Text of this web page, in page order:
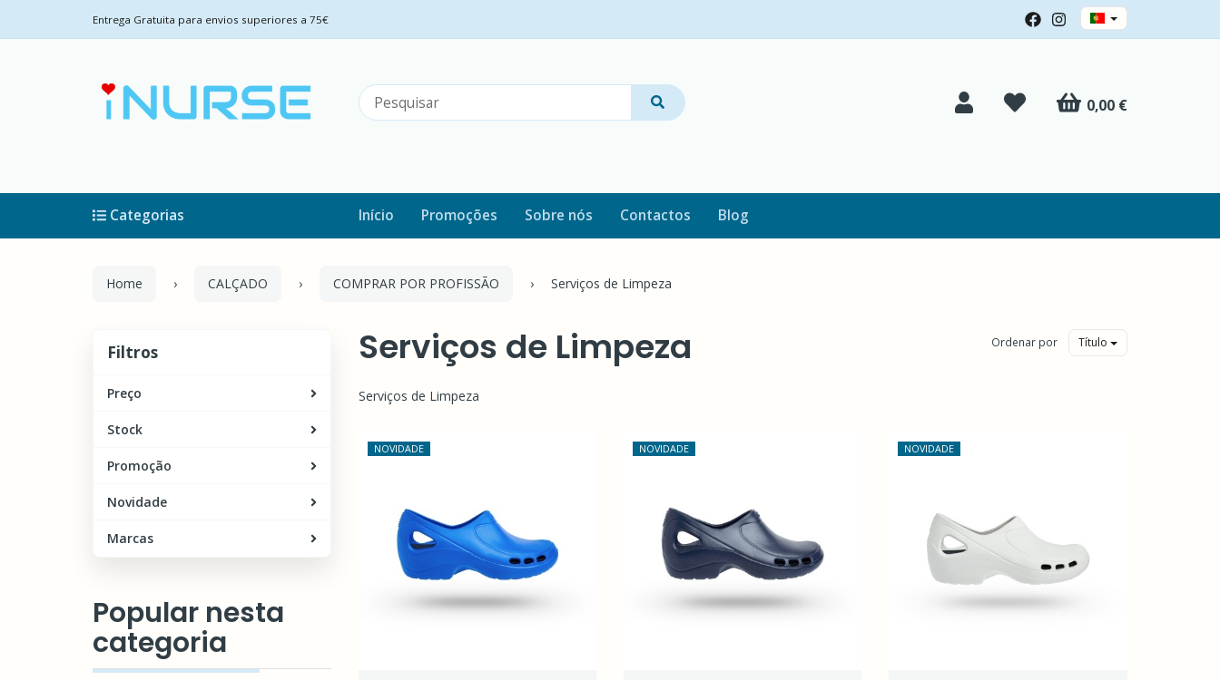
Entrega Gratuita para envios superiores a 75€
0,00 €
Início Promoções Sobre nós Contactos Blog
Categorias
Home CALÇADO COMPRAR POR PROFISSÃO Serviços de Limpeza
Filtros
Preço
Stock
Promoção
Novidade
Marcas
Popular nesta
categoria
Serviços de Limpeza Ordenar por Título
Serviços de Limpeza
NOVIDADE NOVIDADE NOVIDADE